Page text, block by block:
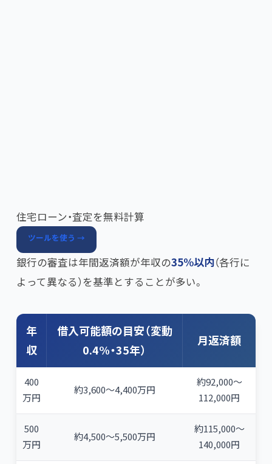
住宅ローン・査定を無料計算
ツールを使う →
銀行の審査は年間返済額が年収の35%以内​（各行に
よって異なる）を基準とすることが多い。
年
収
借入可能額の目安（変動
0.4%・35年）
月返済額
400
万円
約3,600〜4,400万円
約92,000〜
112,000円
500
万円
約4,500〜5,500万円
約115,000〜
140,000円